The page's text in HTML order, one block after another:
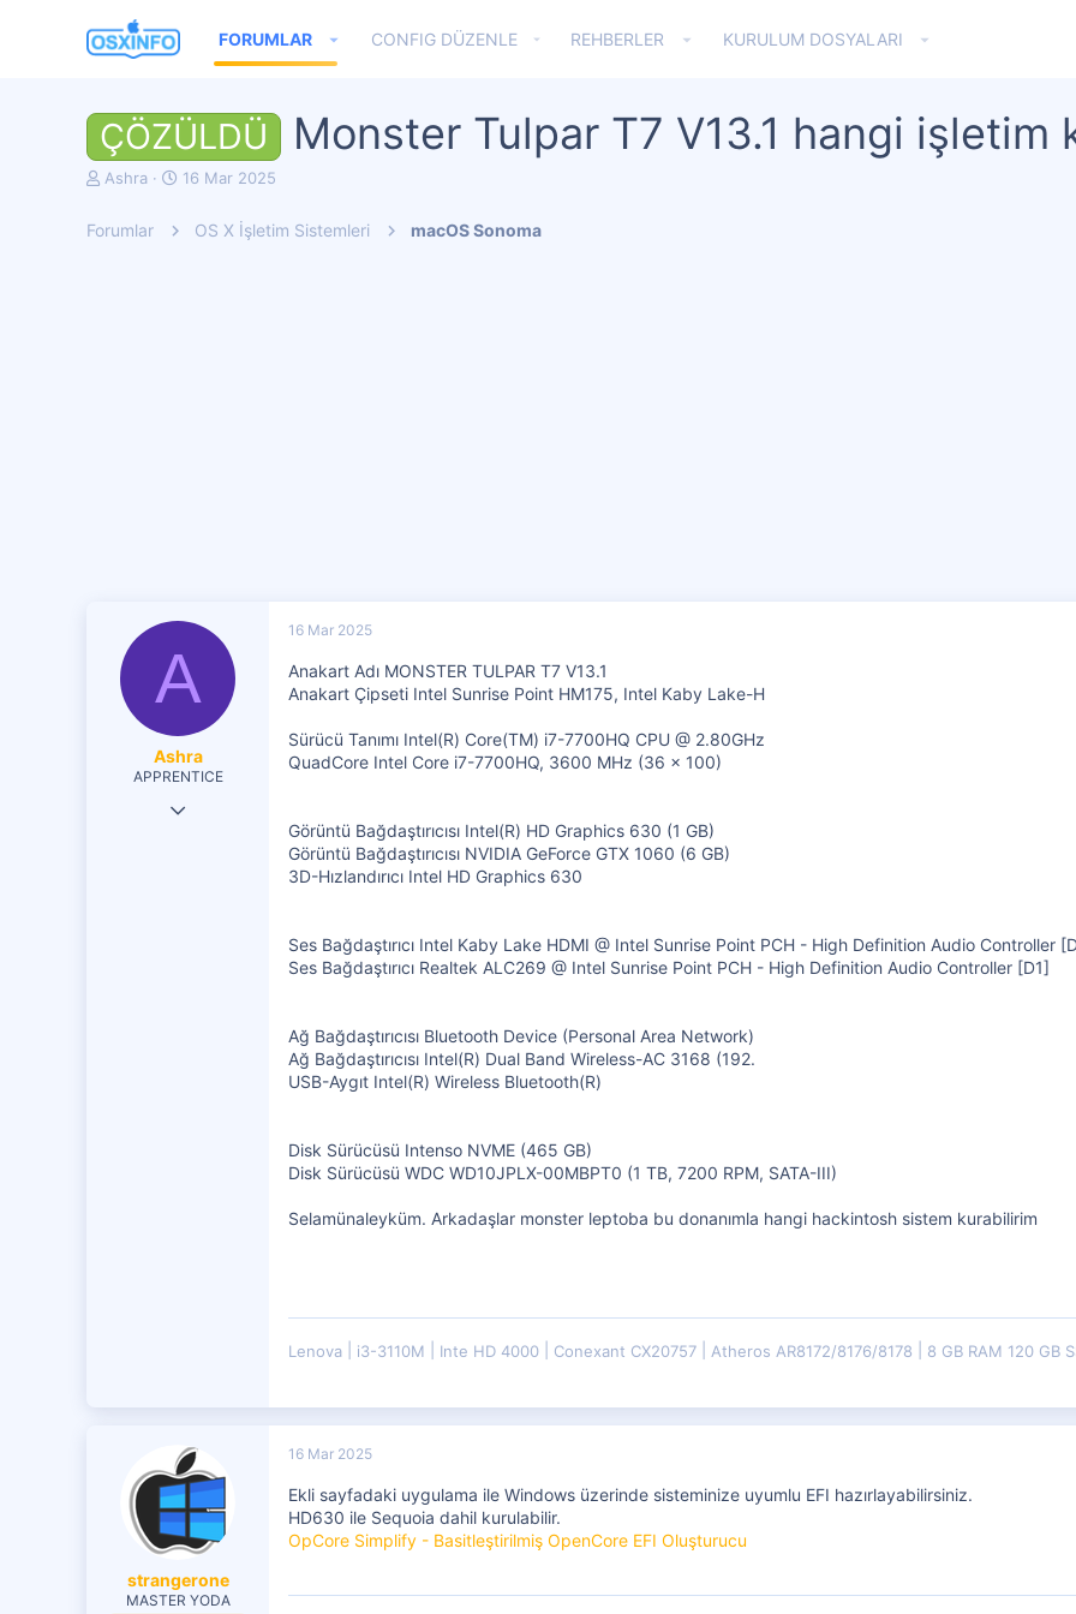
FORUMLAR CONFIG DÜZENLE REHBERLER KURULUM DOSYALARI
ÇÖZÜLDÜ Monster Tulpar T7 V13.1 hangi işletim
K
u
Ashra
B16 Mar 2025
Forumlar OS X İşletim Sistemleri macOS Sonoma
A
Ashra
APPRENTICE
5 Şub 2020
16 Mar 2025
Anakart Adı MONSTER TULPAR T7 V13.1
Anakart Çipseti Intel Sunrise Point HM175, Intel Kaby Lake-H
Sürücü Tanımı Intel(R) Core(TM) i7-7700HQ CPU @ 2.80GHz
QuadCore Intel Core i7-7700HQ, 3600 MHz (36 x 100)
Görüntü Bağdaştırıcısı Intel(R) HD Graphics 630 (1 GB)
Görüntü Bağdaştırıcısı NVIDIA GeForce GTX 1060 (6 GB)
3D-Hızlandırıcı Intel HD Graphics 630
Ses Bağdaştırıcı Intel Kaby Lake HDMI @ Intel Sunrise Point PCH - High Definition Audio Controller
Ses Bağdaştırıcı Realtek ALC269 @ Intel Sunrise Point PCH - High Definition Audio Controller [D1]
Ağ Bağdaştırıcısı Bluetooth Device (Personal Area Network)
Ağ Bağdaştırıcısı Intel(R) Dual Band Wireless-AC 3168 (192.
USB-Aygıt Intel(R) Wireless Bluetooth(R)
Disk Sürücüsü Intenso NVME (465 GB)
Disk Sürücüsü WDC WD10JPLX-00MBPT0 (1 TB, 7200 RPM, SATA-III)
Selamünaleyküm. Arkadaşlar monster leptoba bu donanımla hangi hackintosh sistem kurabilirim
Lenova i3-3110M Inte HD 4000 Conexant CX20757 Atheros AR8172/8176/8178 8 GB RAM 120 GB
strangerone
MASTER YODA
16 Mar 2025
Ekli sayfadaki uygulama ile Windows üzerinde sisteminize uyumlu EFI hazırlayabilirsiniz.
HD630 ile Sequoia dahil kurulabilir.
OpCore Simplify - Basitleştirilmiş OpenCore EFI Oluşturucu